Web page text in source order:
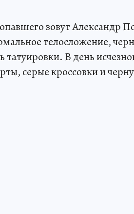
зовут Александр
телосложение,
татуировки. В день
серые кроссовки и